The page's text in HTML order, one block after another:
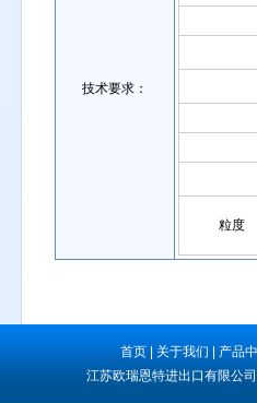
技术要求：
粒度
首页| 关于我们
产品
江苏欧瑞恩特进出口有限公